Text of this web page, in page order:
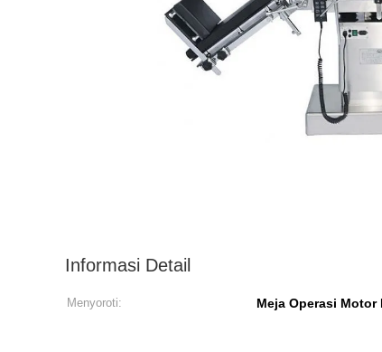
Informasi Detail
Menyoroti: Meja Operasi Motor